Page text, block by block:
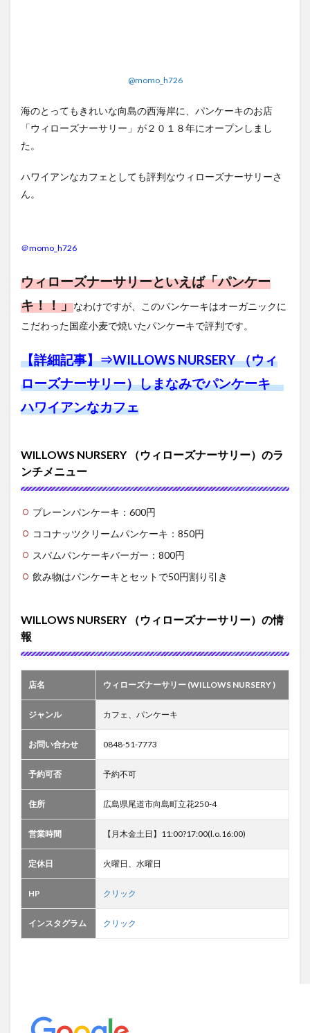
@momo_h726
海のとってもきれいな向島の西海岸に、パンケーキのお店
「ウィローズナーサリー」が２０１８年にオープンしまし
た。
ハワイアンなカフェとしても評判なウィローズナーサリーさ
ん。
＠momo_h726
ウィローズナーサリーといえば「パンケー
キ！！」なわけですが、このパンケーキはオーガニックに
こだわった国産小麦で焼いたパンケーキで評判です。
【詳細記事】⇒WILLOWS NURSERY （ウィ
ローズナーサリー）しまなみでパンケーキ
ハワイアンなカフェ
WILLOWS NURSERY （ウィローズナーサリー）のラ
ンチメニュー
プレーンパンケーキ：600円
ココナッツクリームパンケーキ：850円
スパムパンケーキバーガー：800円
飲み物はパンケーキとセットで50円割り引き
WILLOWS NURSERY （ウィローズナーサリー）の情
報
店名 ウィローズナーサリー (WILLOWS NURSERY )
ジャンル カフェ、パンケーキ
お問い合わせ 0848-51-7773
予約可否 予約不可
住所 広島県尾道市向島町立花250-4
営業時間 【月木金土日】11:00?17:00(l.o.16:00)
定休日 火曜日、水曜日
HP クリック
インスタグラム クリック